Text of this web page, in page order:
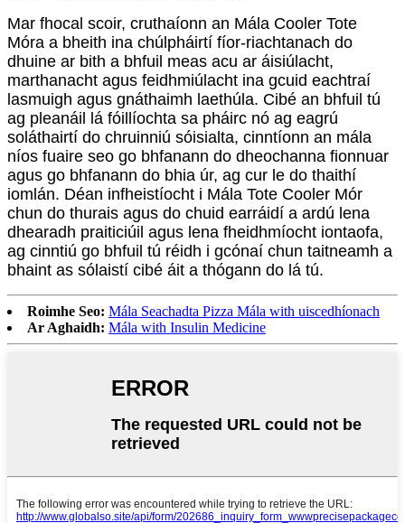
Mar fhocal scoir, cruthaíonn an Mála Cooler Tote
Móra a bheith ina chúlpháirtí fíor-riachtanach do
dhuine ar bith a bhfuil meas acu ar áisiúlacht,
marthanacht agus feidhmiúlacht ina gcuid eachtraí
lasmuigh agus gnáthaimh laethúla. Cibé an bhfuil tú
ag pleanáil lá fóillíochta sa pháirc nó ag eagrú
soláthairtí do chruinniú sóisialta, cinntíonn an mála
níos fuaire seo go bhfanann do dheochanna fionnuar
agus go bhfanann do bhia úr, ag cur le do thaithí
iomlán. Déan infheistíocht i Mála Tote Cooler Mór
chun do thurais agus do chuid earráidí a ardú lena
dhearadh praiticiúil agus lena fheidhmíocht iontaofa,
ag cinntiú go bhfuil tú réidh i gcónaí chun taitneamh a
bhaint as sólaistí cibé áit a thógann do lá tú.
Roimhe Seo: Mála Seachadta Pizza Mála with uiscedhíonach
Ar Aghaidh: Mála with Insulin Medicine